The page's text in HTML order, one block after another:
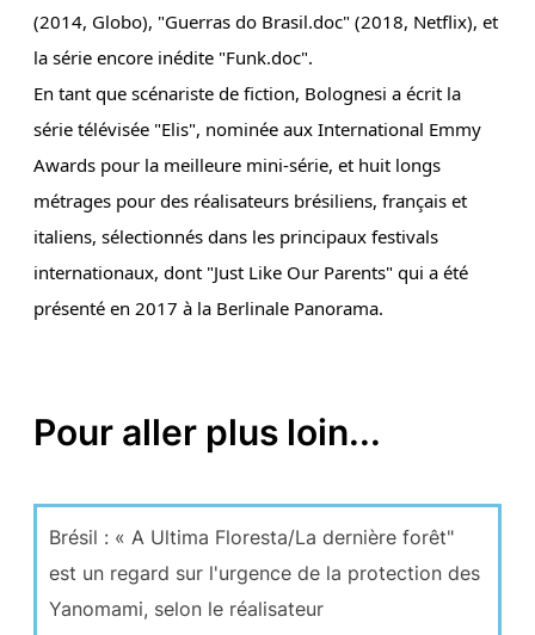
(2014, Globo), "Guerras do Brasil.doc" (2018, Netflix), et
la série encore inédite "Funk.doc".
En tant que scénariste de fiction, Bolognesi a écrit la
série télévisée "Elis", nominée aux International Emmy
Awards pour la meilleure mini-série, et huit longs
métrages pour des réalisateurs brésiliens, français et
italiens, sélectionnés dans les principaux festivals
internationaux, dont "Just Like Our Parents" qui a été
présenté en 2017 à la Berlinale Panorama.
Pour aller plus loin...
Brésil : « A Ultima Floresta/La dernière forêt"
est un regard sur l'urgence de la protection des
Yanomami, selon le réalisateur